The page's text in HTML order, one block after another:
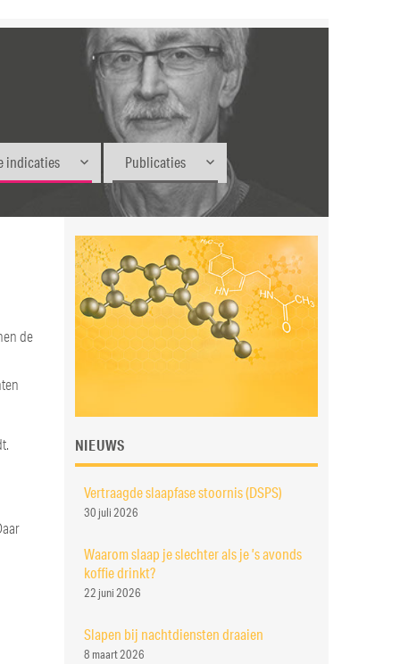
indicaties Publicaties
de
NIEUWS
Vertraagde slaapfase stoornis (DSPS)
30 juli 2026
Waarom slaap je slechter als je ’s avonds
koffie drinkt?
22 juni 2026
Slapen bij nachtdiensten draaien
8 maart 2026